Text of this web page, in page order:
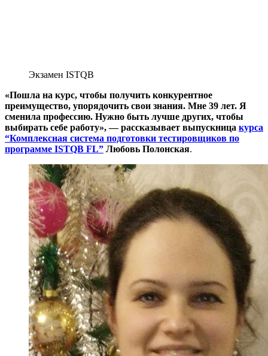
Экзамен ISTQB
«Пошла на курс, чтобы получить конкурентное
преимущество, упорядочить свои знания. Мне 39 лет. Я
сменила профессию. Нужно быть лучше других, чтобы
выбирать себе работу», — рассказывает выпускница курса
“Комплексная система подготовки тестировщиков по
программе ISTQB FL” Любовь Полонская.